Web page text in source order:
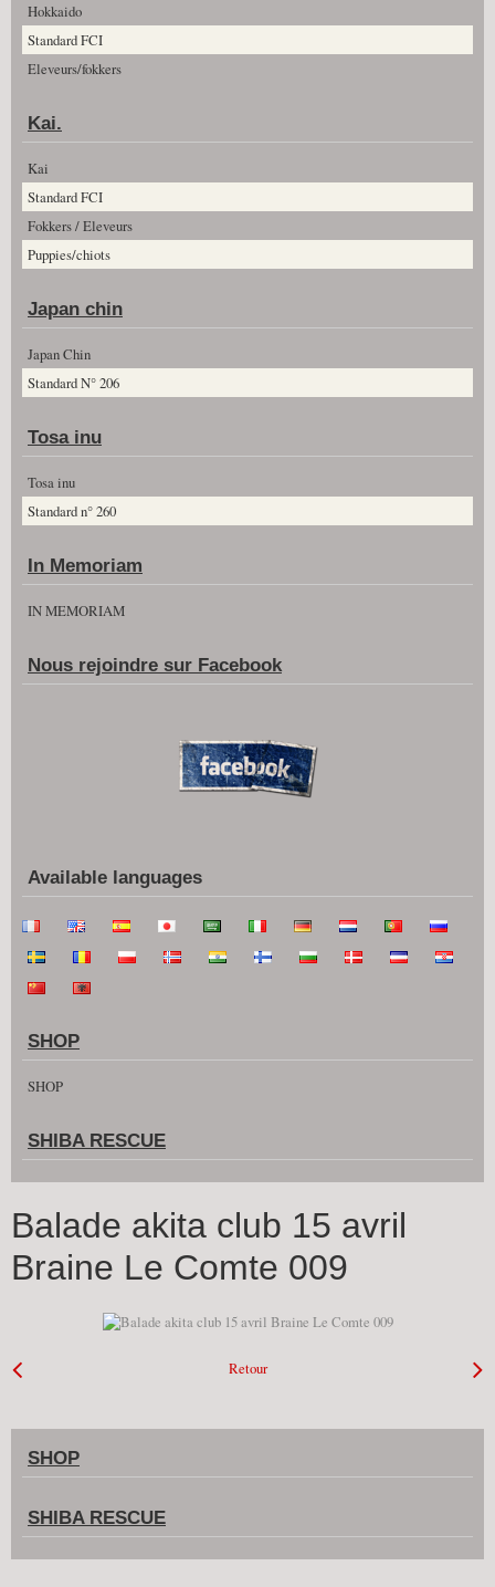
Hokkaido
Standard FCI
Eleveurs/fokkers
Kai.
Kai
Standard FCI
Fokkers / Eleveurs
Puppies/chiots
Japan chin
Japan Chin
Standard N° 206
Tosa inu
Tosa inu
Standard n° 260
In Memoriam
IN MEMORIAM
Nous rejoindre sur Facebook
Available languages
SHOP
SHOP
SHIBA RESCUE
Balade akita club 15 avril
Braine Le Comte 009
Retour
SHOP
SHIBA RESCUE